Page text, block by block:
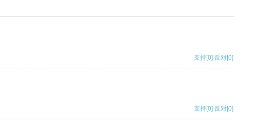
支持[0] 反对[0]
支持[0] 反对[0]